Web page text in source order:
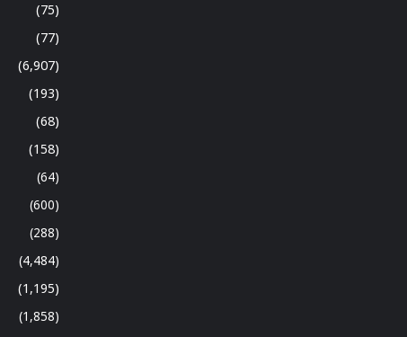
(75)
(77)
(6,907)
(193)
(68)
(158)
(64)
(600)
(288)
(4,484)
(1,195)
(1,858)